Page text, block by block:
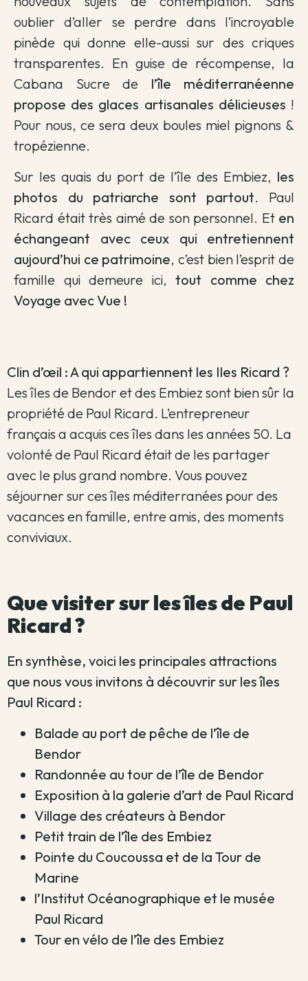
oublier d’aller se perdre dans l’incroyable
pinède qui donne elle-aussi sur des criques
transparentes. En guise de récompense, la
Cabana Sucre de l’île méditerranéenne
propose des glaces artisanales délicieuses !
Pour nous, ce sera deux boules miel pignons &
tropézienne.
Sur les quais du port de l’île des Embiez, les
photos du patriarche sont partout. Paul
Ricard était très aimé de son personnel. Et en
échangeant avec ceux qui entretiennent
aujourd’hui ce patrimoine, c’est bien l’esprit de
famille qui demeure ici, tout comme chez
Voyage avec Vue !
Clin d’œil : A qui appartiennent les Iles Ricard ?
Les îles de Bendor et des Embiez sont bien sûr la
propriété de Paul Ricard. L’entrepreneur
français a acquis ces îles dans les années 50. La
volonté de Paul Ricard était de les partager
avec le plus grand nombre. Vous pouvez
séjourner sur ces îles méditerranées pour des
vacances en famille, entre amis, des moments
conviviaux.
Que visiter sur les îles de Paul
Ricard ?
En synthèse, voici les principales attractions
que nous vous invitons à découvrir sur les îles
Paul Ricard :
Balade au port de pêche de l’île de
Bendor
Randonnée au tour de l’île de Bendor
Exposition à la galerie d’art de Paul Ricard
Village des créateurs à Bendor
Petit train de l’île des Embiez
Pointe du Coucoussa et de la Tour de
Marine
l’Institut Océanographique et le musée
Paul Ricard
Tour en vélo de l’île des Embiez